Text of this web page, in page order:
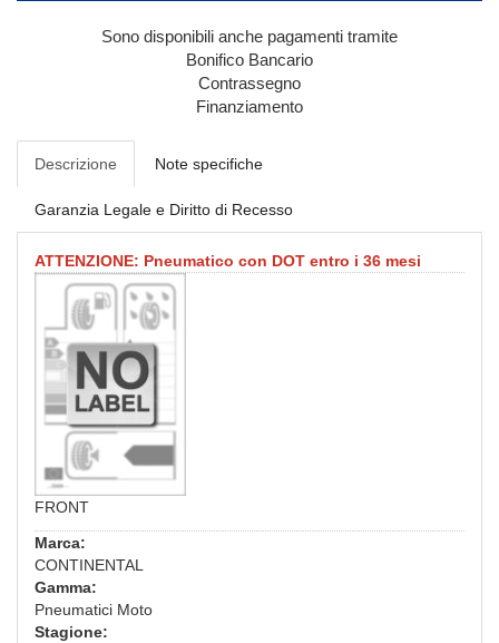
Sono disponibili anche pagamenti tramite
Bonifico Bancario
Contrassegno
Finanziamento
Descrizione Note specifiche
Garanzia Legale e Diritto di Recesso
ATTENZIONE: Pneumatico con DOT entro i 36 mesi
FRONT
Marca:
CONTINENTAL
Gamma:
Pneumatici Moto
Stagione: